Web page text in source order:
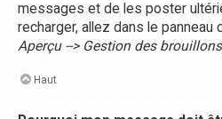
messages et de les poster
recharger, allez dans le panneau
Aperçu --> Gestion des brouillons
Haut